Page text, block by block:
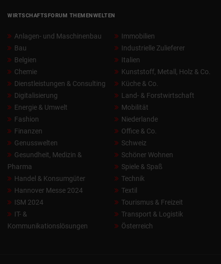
WIRTSCHAFTSFORUM THEMENWELTEN
Anlagen- und Maschinenbau
Bau
Belgien
Chemie
Dienstleistungen & Consulting
Digitalisierung
Energie & Umwelt
Fashion
Finanzen
Genusswelten
Gesundheit, Medizin &
Pharma
Handel & Konsumgüter
Hannover Messe 2024
ISM 2024
IT- &
Kommunikationslösungen
Immobilien
Industrielle Zulieferer
Italien
Kunststoff, Metall, Holz & Co.
Küche & Co.
Land- & Forstwirtschaft
Mobilität
Niederlande
Office & Co.
Schweiz
Schöner Wohnen
Spiele & Spaß
Technik
Textil
Tourismus & Freizeit
Transport & Logistik
Österreich